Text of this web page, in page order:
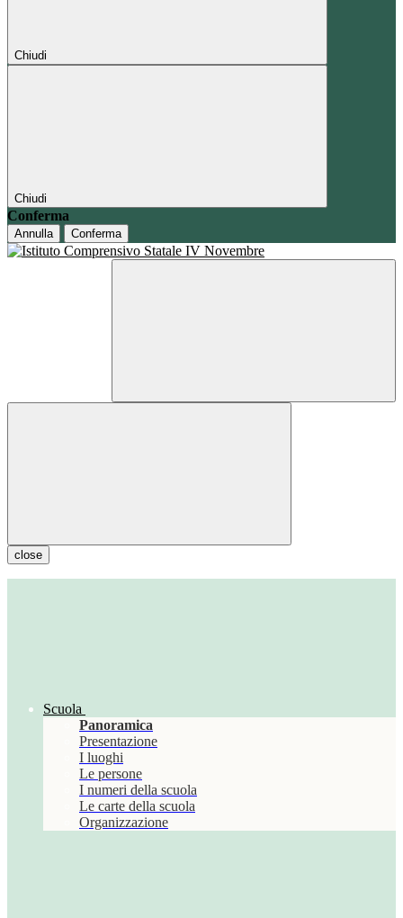
Chiudi
Chiudi
Conferma
Annulla Conferma
close
Scuola
Panoramica
Presentazione
I luoghi
Le persone
I numeri della scuola
Le carte della scuola
Organizzazione